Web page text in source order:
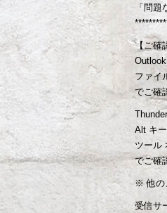
「問
【ご確
ファイ
でご確
Alt キ
ツール
でご確
※ 他の
受信サ